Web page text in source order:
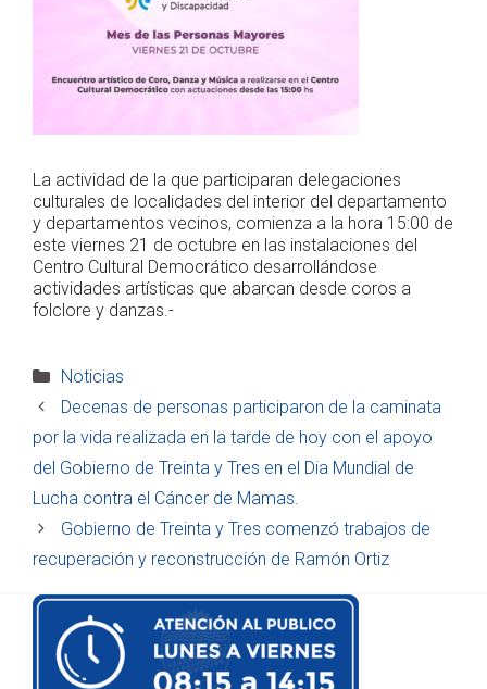
La actividad de la que participaran delegaciones
culturales de localidades del interior del departamento
y departamentos vecinos, comienza a la hora 15:00 de
este viernes 21 de octubre en las instalaciones del
Centro Cultural Democrático desarrollándose
actividades artísticas que abarcan desde coros a
folclore y danzas.-
Categorías
Noticias
Decenas de personas participaron de la caminata
por la vida realizada en la tarde de hoy con el apoyo
del Gobierno de Treinta y Tres en el Dia Mundial de
Lucha contra el Cáncer de Mamas.
Gobierno de Treinta y Tres comenzó trabajos de
recuperación y reconstrucción de Ramón Ortiz